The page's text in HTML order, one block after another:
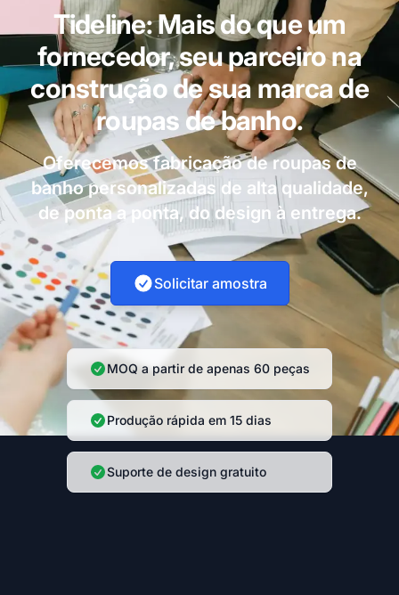
Tideline: Mais do que um
fornecedor, seu parceiro na
construção de sua marca de
roupas de banho.
Oferecemos fabricação de roupas de
banho personalizadas de alta qualidade,
de ponta a ponta, do design à entrega.
Solicitar amostra
MOQ a partir de apenas 60 peças
Produção rápida em 15 dias
Suporte de design gratuito